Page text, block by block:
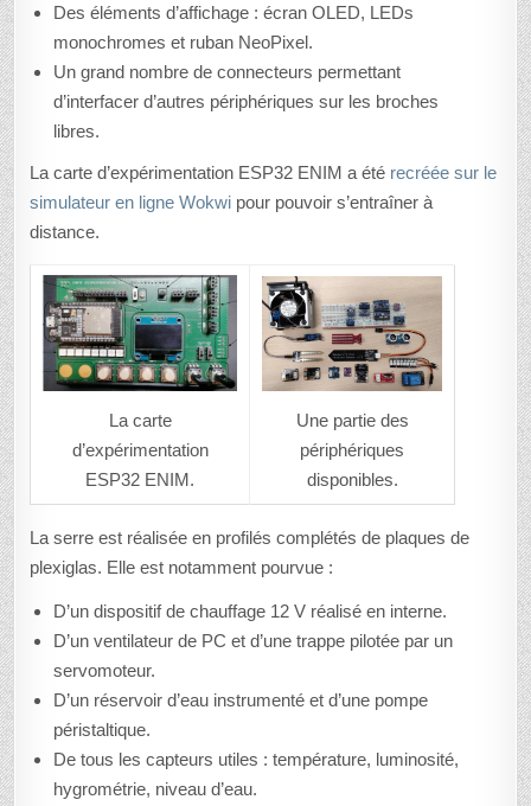
Des éléments d’affichage : écran OLED, LEDs
monochromes et ruban NeoPixel.
Un grand nombre de connecteurs permettant
d’interfacer d’autres périphériques sur les broches
libres.
La carte d’expérimentation ESP32 ENIM a été recréée sur le
simulateur en ligne Wokwi pour pouvoir s’entraîner à
distance.
La carte
d’expérimentation
ESP32 ENIM.
Une partie des
périphériques
disponibles.
La serre est réalisée en profilés complétés de plaques de
plexiglas. Elle est notamment pourvue :
D’un dispositif de chauffage 12 V réalisé en interne.
D’un ventilateur de PC et d’une trappe pilotée par un
servomoteur.
D’un réservoir d’eau instrumenté et d’une pompe
péristaltique.
De tous les capteurs utiles : température, luminosité,
hygrométrie, niveau d’eau.